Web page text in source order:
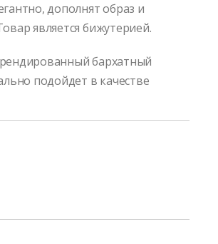
дополнят образ и
является бижутерией.
бархатный
подойдет в качестве